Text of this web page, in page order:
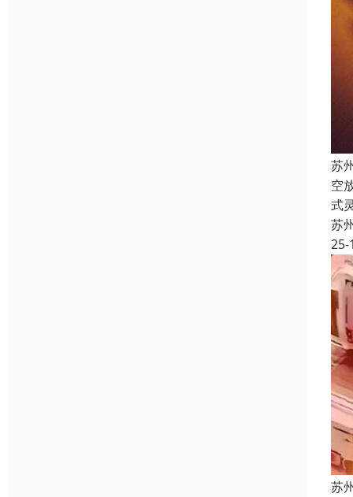
苏
空
式
苏
25-
苏